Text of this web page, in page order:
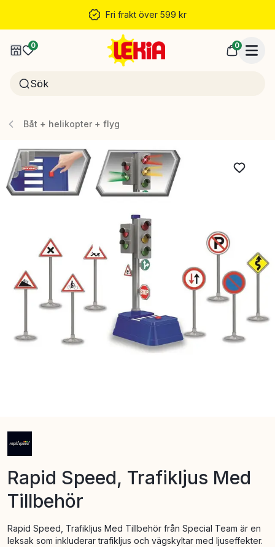
Fri frakt över 599 kr
0 0
Båt + helikopter + flyg
Rapid Speed, Trafikljus Med
Tillbehör
Rapid Speed, Trafikljus Med Tillbehör från Special Team är en
leksak som inkluderar trafikljus och vägskyltar med ljuseffekter.